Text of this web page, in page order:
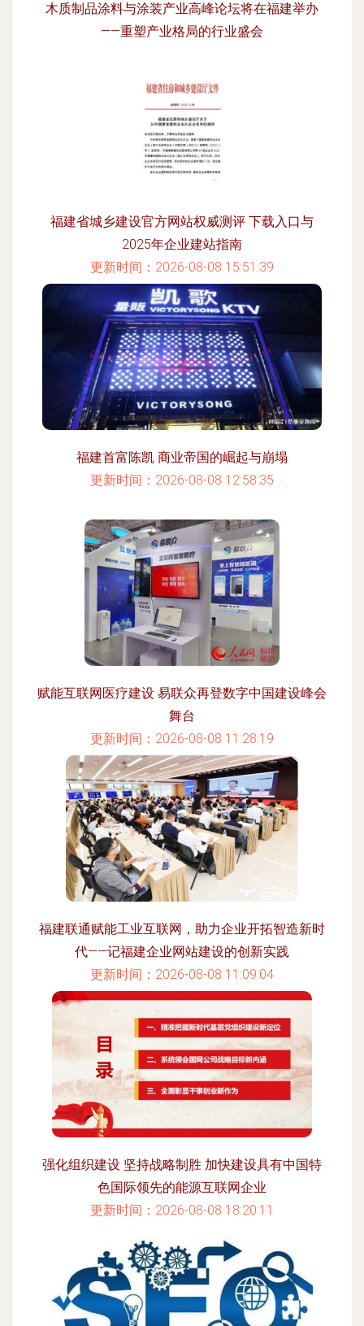
木质制品涂料与涂装产业高峰论坛将在福建举办
——重塑产业格局的行业盛会
福建省城乡建设官方网站权威测评 下载入口与
2025年企业建站指南
更新时间：2026-08-08 15:51:39
福建首富陈凯 商业帝国的崛起与崩塌
更新时间：2026-08-08 12:58:35
赋能互联网医疗建设 易联众再登数字中国建设峰会
舞台
更新时间：2026-08-08 11:28:19
福建联通赋能工业互联网，助力企业开拓智造新时
代——记福建企业网站建设的创新实践
更新时间：2026-08-08 11:09:04
强化组织建设 坚持战略制胜 加快建设具有中国特
色国际领先的能源互联网企业
更新时间：2026-08-08 18:20:11